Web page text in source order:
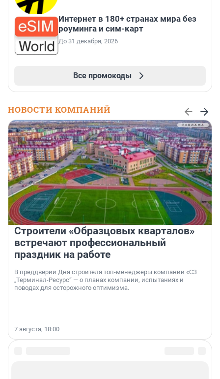
Интернет в 180+ странах мира без
роуминга и сим-карт
До 31 декабря, 2026
Все промокоды
НОВОСТИ КОМПАНИЙ
Строители «Образцовых кварталов»
встречают профессиональный
праздник на работе
В преддверии Дня строителя топ-менеджеры компании «СЗ
„Терминал-Ресурс“ — о планах компании, испытаниях и
поводах для осторожного оптимизма.
7 августа, 18:00